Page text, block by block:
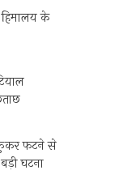
के
कुकर फटने से
घटना